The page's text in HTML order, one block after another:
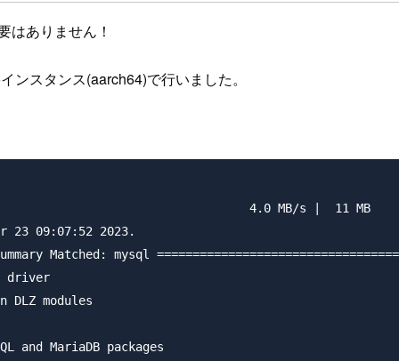
はありません！
スタンス(aarch64)で行いました。
4.0 MB/s |  11 MB
23 09:07:52 2023.
Matched: mysql
driver
modules
and MariaDB packages